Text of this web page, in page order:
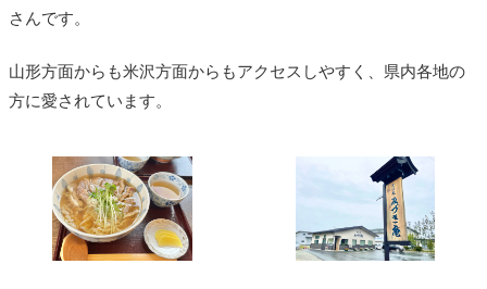
さんです。
山形方面からも米沢方面からもアクセスしやすく、県内各地の
方に愛されています。